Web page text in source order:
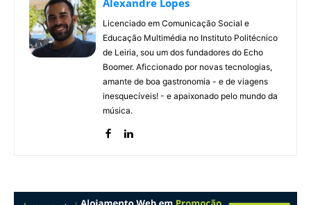
Alexandre Lopes
Licenciado em Comunicação Social e
Educação Multimédia no Instituto Politécnico
de Leiria, sou um dos fundadores do Echo
Boomer. Aficcionado por novas tecnologias,
amante de boa gastronomia - e de viagens
inesquecíveis! - e apaixonado pelo mundo da
música.